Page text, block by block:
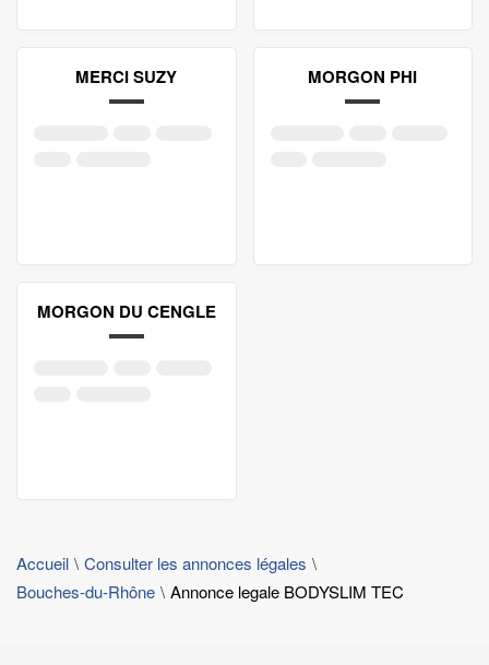
MERCI SUZY MORGON PHI
MORGON DU CENGLE
Accueil
Consulter les annonces légales
Bouches-du-Rhône
Annonce legale BODYSLIM TEC